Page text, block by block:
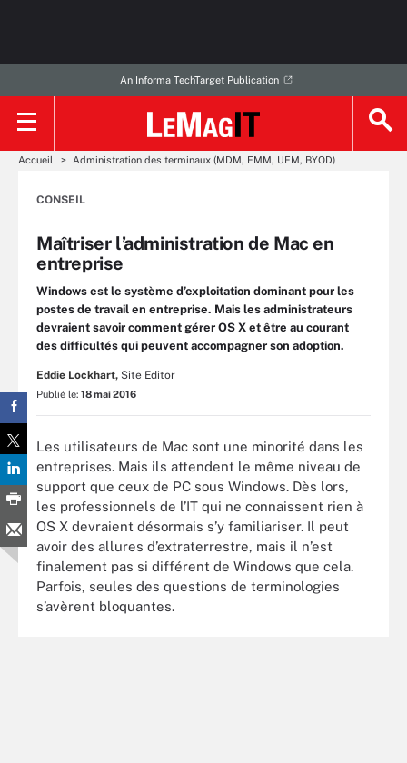
An Informa TechTarget Publication
Accueil Administration des terminaux (MDM, EMM, UEM, BYOD)
CONSEIL
Maîtriser l’administration de Mac en
entreprise
Windows est le système d’exploitation dominant pour les
postes de travail en entreprise. Mais les administrateurs
devraient savoir comment gérer OS X et être au courant
des difficultés qui peuvent accompagner son adoption.
Eddie Lockhart, Site Editor
Publié le: 18 mai 2016
Les utilisateurs de Mac sont une minorité dans les
entreprises. Mais ils attendent le même niveau de
support que ceux de PC sous Windows. Dès lors,
les professionnels de l’IT qui ne connaissent rien à
OS X devraient désormais s’y familiariser. Il peut
avoir des allures d’extraterrestre, mais il n’est
finalement pas si différent de Windows que cela.
Parfois, seules des questions de terminologies
s’avèrent bloquantes.